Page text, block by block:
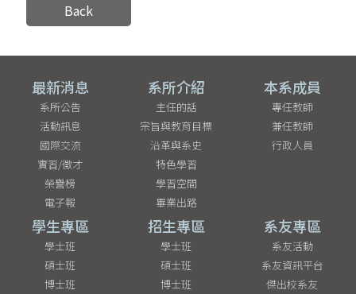
Back
最新消息
系所公告
活動訊息
國際交流
實習/徵才
榮譽榜
電子報
系所介紹
主任的話
宗旨與教育目標
沿革與系史
特色學習
學習空間
畢業出路
本系成員
專任教師
兼任教師
行政人員
學生專區
學士班
碩士班
博士班
招生專區
學士班
碩士班
博士班
系友專區
系友活動
系友資訊平台
傑出校系友